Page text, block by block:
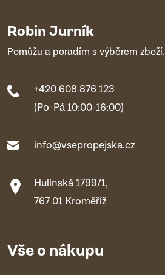
Robin Jurník
Pomůžu a poradím s výběrem zboží.
+420 608 876 123
(Po-Pá 10:00-16:00)
info@vsepropejska.cz
Hulínská 1799/1,
767 01 Kroměříž
Vše o nákupu